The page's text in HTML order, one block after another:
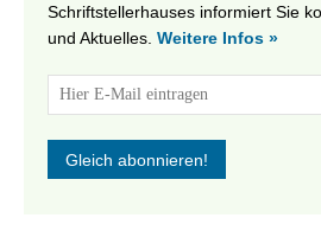
Schriftstellerhauses informiert Sie
und Aktuelles. Weitere Infos »